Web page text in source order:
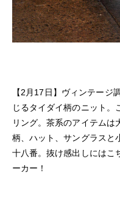
【2月17日】ヴィンテージ
じるタイダイ柄のニット。
リング。茶系のアイテムは
柄、ハット、サングラスと
十八番。抜け感出しにはこ
ーカー！